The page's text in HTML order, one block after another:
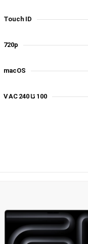
Touch ID
720p
macOS
100 تا 240 V AC